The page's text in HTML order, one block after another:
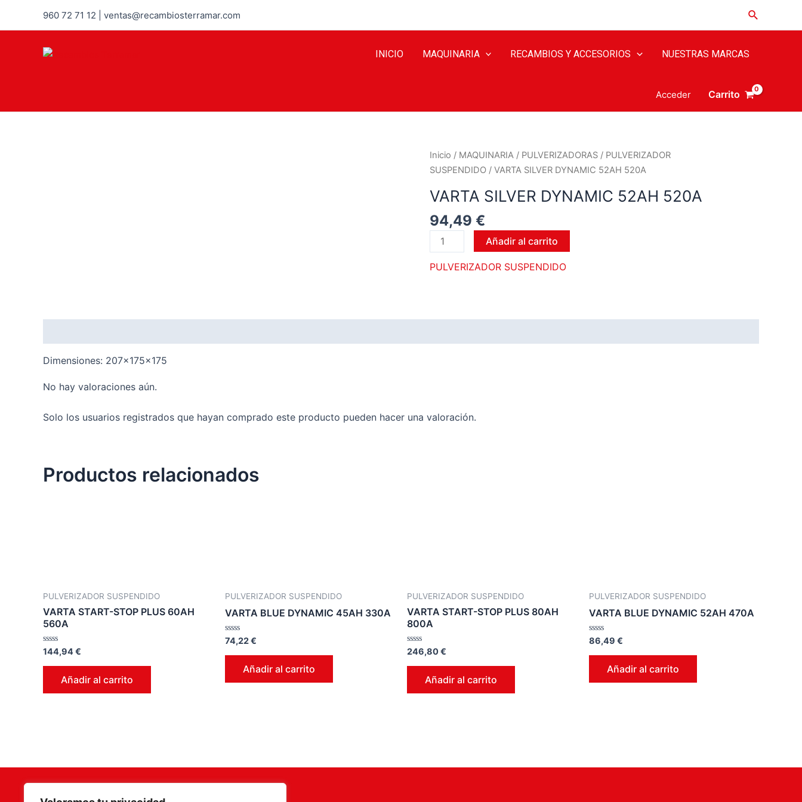
960 72 71 12 | ventas@recambiosterramar.com
INICIO MAQUINARIA RECAMBIOS Y ACCESORIOS NUESTRAS MARCAS
Acceder Carrito
Inicio / MAQUINARIA / PULVERIZADORAS / PULVERIZADOR
SUSPENDIDO / VARTA SILVER DYNAMIC 52AH 520A
VARTA SILVER DYNAMIC 52AH 520A
94,49 €
Añadir al carrito
PULVERIZADOR SUSPENDIDO
Dimensiones: 207x175x175
No hay valoraciones aún.
Solo los usuarios registrados que hayan comprado este producto pueden hacer una valoración.
Productos relacionados
PULVERIZADOR SUSPENDIDO
VARTA START-STOP PLUS 60AH
560A
Valorado
0
144,94€
Añadir al carrito
PULVERIZADOR SUSPENDIDO
VARTA BLUE DYNAMIC 45AH 330A
Valorado
0
74,22€
Añadir al carrito
PULVERIZADOR SUSPENDIDO
VARTA START-STOP PLUS 80AH
800A
Valorado
0
246,80€
Añadir al carrito
PULVERIZADOR SUSPENDIDO
VARTA BLUE DYNAMIC 52AH 470A
Valorado
en
0
86,49 €
Añadir al carrito